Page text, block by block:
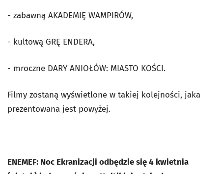
- zabawną AKADEMIĘ WAMPIRÓW,
- kultową GRĘ ENDERA,
- mroczne DARY ANIOŁÓW: MIASTO KOŚCI.
Filmy zostaną wyświetlone w takiej kolejności, jaka
prezentowana jest powyżej.
ENEMEF: Noc Ekranizacji odbędzie się 4 kwietnia